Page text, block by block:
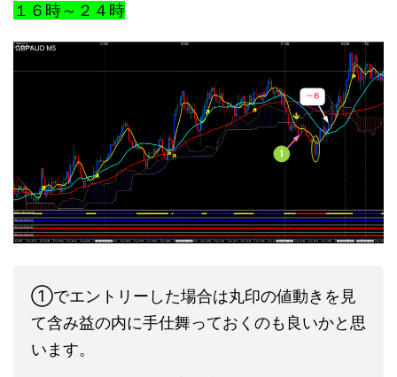
１６時～２４時
①でエントリーした場合は丸印の値動きを見
て含み益の内に手仕舞っておくのも良いかと思
います。